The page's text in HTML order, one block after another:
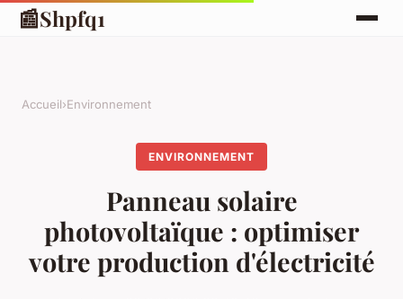
📰Shpfq1
Accueil›Environnement
ENVIRONNEMENT
Panneau solaire
photovoltaïque : optimiser
votre production d'électricité